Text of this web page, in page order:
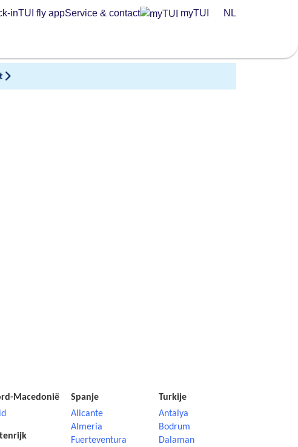
inTUI fly appService & contact myTUI NL
Macedonië
Spanje
Alicante
Almeria
Fuerteventura
Turkije
Antalya
Bodrum
Dalaman